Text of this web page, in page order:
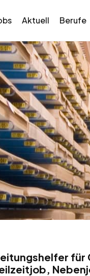
Aktuell Berufe